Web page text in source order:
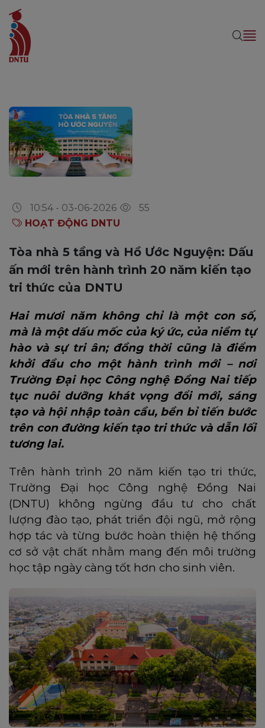
10:54 - 03-06-2026
55
HOẠT ĐỘNG DNTU
Tòa nhà 5 tầng và Hồ Ước Nguyện: Dấu
ấn mới trên hành trình 20 năm kiến tạo
tri thức của DNTU
Hai mươi năm không chỉ là một con số,
mà là một dấu mốc của ký ức, của niềm tự
hào và sự tri ân; đồng thời cũng là điểm
khởi đầu cho một hành trình mới – nơi
Trường Đại học Công nghệ Đồng Nai tiếp
tục nuôi dưỡng khát vọng đổi mới, sáng
tạo và hội nhập toàn cầu, bền bỉ tiến bước
trên con đường kiến tạo tri thức và dẫn lối
tương lai.
Trên hành trình 20 năm kiến tạo tri thức,
Trường Đại học Công nghệ Đồng Nai
(DNTU) không ngừng đầu tư cho chất
lượng đào tạo, phát triển đội ngũ, mở rộng
hợp tác và từng bước hoàn thiện hệ thống
cơ sở vật chất nhằm mang đến môi trường
học tập ngày càng tốt hơn cho sinh viên.